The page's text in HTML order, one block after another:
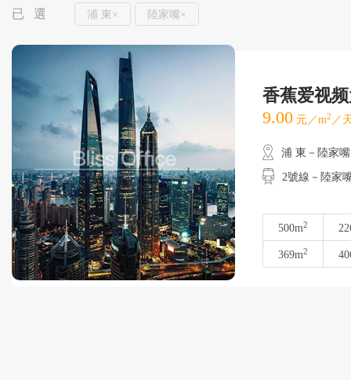
已 選 浦 東× 陸家嘴×
香蕉爱视
9.00 元／m2 ／
浦 東－陸家嘴
2號線－陸家
500m2
369m2